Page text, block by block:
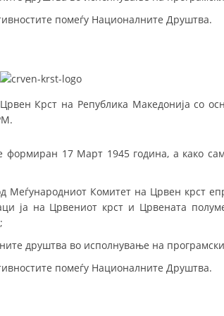
помеѓу Националните Друштва.
Крст на Република Македонија со
17 Март 1945 година, а како
Меѓународниот Комитет на Црвен крст
ја на Црвениот крст и Црвената
друштва во исполнување на
помеѓу Националните Друштва.